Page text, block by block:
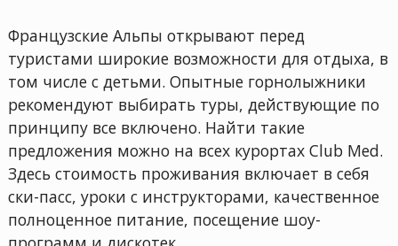
Французские Альпы открывают перед
туристами широкие возможности для отдыха, в
том числе с детьми. Опытные горнолыжники
рекомендуют выбирать туры, действующие по
принципу все включено. Найти такие
предложения можно на всех курортах Club Med.
Здесь стоимость проживания включает в себя
ски-пасс, уроки с инструкторами, качественное
полноценное питание, посещение шоу-